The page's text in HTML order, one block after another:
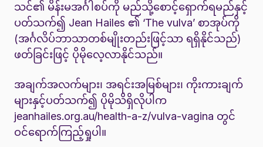
သင်၏ မိန်းမအင်္ဂါစပ်ကို မည်သို့စောင့်ရှောက်ရမည်နှင့်
ပတ်သက်၍ Jean Hailes ၏ ‘The vulva’ စာအုပ်ကို
(အင်္ဂလိပ်ဘာသာတစ်မျိုးတည်းဖြင့်သာ ရရှိနိုင်သည်)
ဖတ်ခြင်းဖြင့် ပိုမိုလေ့လာနိုင်သည်။
အချက်အလက်များ၊ အရင်းအမြစ်များ၊ ကိုးကားချက်
များနှင့်ပတ်သက်၍ ပိုမိုသိရှိလိုပါက
jeanhailes.org.au/health-a-z/vulva-vagina တွင်
ဝင်ရောက်ကြည့်ရှုပါ။